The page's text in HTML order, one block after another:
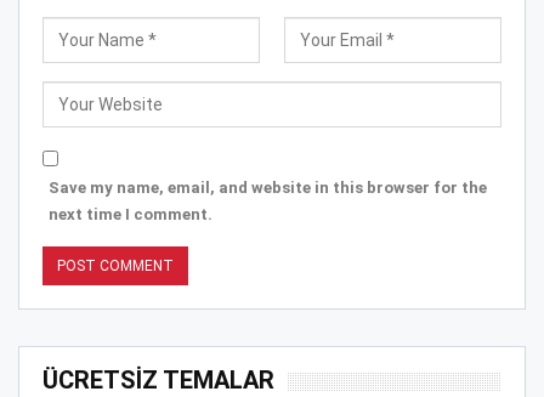
Save my name, email, and website in this browser for the
next time I comment.
ÜCRETSİZ TEMALAR